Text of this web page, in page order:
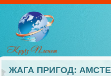
ЖАГА ПРИГОД: